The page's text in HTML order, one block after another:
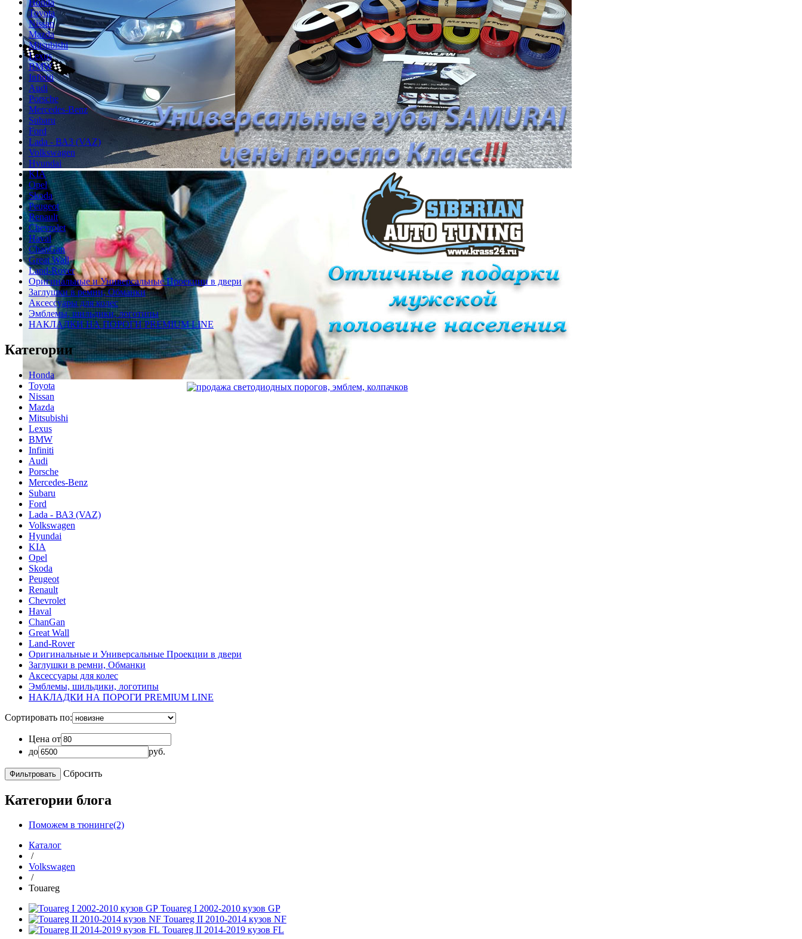
Toyota
Nissan
Mazda
Mitsubishi
Lexus
BMW
Infiniti
Audi
Porsche
Mercedes-Benz
Subaru
Ford
Lada - ВАЗ (VAZ)
Volkswagen
Hyundai
KIA
Opel
Skoda
Peugeot
Renault
Chevrolet
Haval
ChanGan
Great Wall
Land-Rover
Оригинальные и Универсальные Проекции в двери
Заглушки в ремни, Обманки
Аксессуары для колес
Эмблемы, шильдики, логотипы
НАКЛАДКИ НА ПОРОГИ PREMIUM LINE
Категории
Honda
Toyota
Nissan
Mazda
Mitsubishi
Lexus
BMW
Infiniti
Audi
Porsche
Mercedes-Benz
Subaru
Ford
Lada - ВАЗ (VAZ)
Volkswagen
Hyundai
KIA
Opel
Skoda
Peugeot
Renault
Chevrolet
Haval
ChanGan
Great Wall
Land-Rover
Оригинальные и Универсальные Проекции в двери
Заглушки в ремни, Обманки
Аксессуары для колес
Эмблемы, шильдики, логотипы
НАКЛАДКИ НА ПОРОГИ PREMIUM LINE
Сортировать по:
Цена от
до
руб.
Сбросить
Категории блога
Поможем в тюнинге(2)
Каталог
/
Volkswagen
/
Touareg
Touareg I 2002-2010 кузов GP
Touareg II 2010-2014 кузов NF
Touareg II 2014-2019 кузов FL